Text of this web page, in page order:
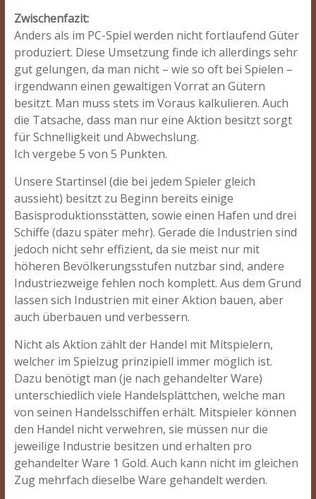
Zwischenfazit:
Anders als im PC-Spiel werden nicht fortlaufend Güter
produziert. Diese Umsetzung finde ich allerdings sehr
gut gelungen, da man nicht – wie so oft bei Spielen –
irgendwann einen gewaltigen Vorrat an Gütern
besitzt. Man muss stets im Voraus kalkulieren. Auch
die Tatsache, dass man nur eine Aktion besitzt sorgt
für Schnelligkeit und Abwechslung.
Ich vergebe 5 von 5 Punkten.
Unsere Startinsel (die bei jedem Spieler gleich
aussieht) besitzt zu Beginn bereits einige
Basisproduktionsstätten, sowie einen Hafen und drei
Schiffe (dazu später mehr). Gerade die Industrien sind
jedoch nicht sehr effizient, da sie meist nur mit
höheren Bevölkerungsstufen nutzbar sind, andere
Industriezweige fehlen noch komplett. Aus dem Grund
lassen sich Industrien mit einer Aktion bauen, aber
auch überbauen und verbessern.
Nicht als Aktion zählt der Handel mit Mitspielern,
welcher im Spielzug prinzipiell immer möglich ist.
Dazu benötigt man (je nach gehandelter Ware)
unterschiedlich viele Handelsplättchen, welche man
von seinen Handelsschiffen erhält. Mitspieler können
den Handel nicht verwehren, sie müssen nur die
jeweilige Industrie besitzen und erhalten pro
gehandelter Ware 1 Gold. Auch kann nicht im gleichen
Zug mehrfach dieselbe Ware gehandelt werden.